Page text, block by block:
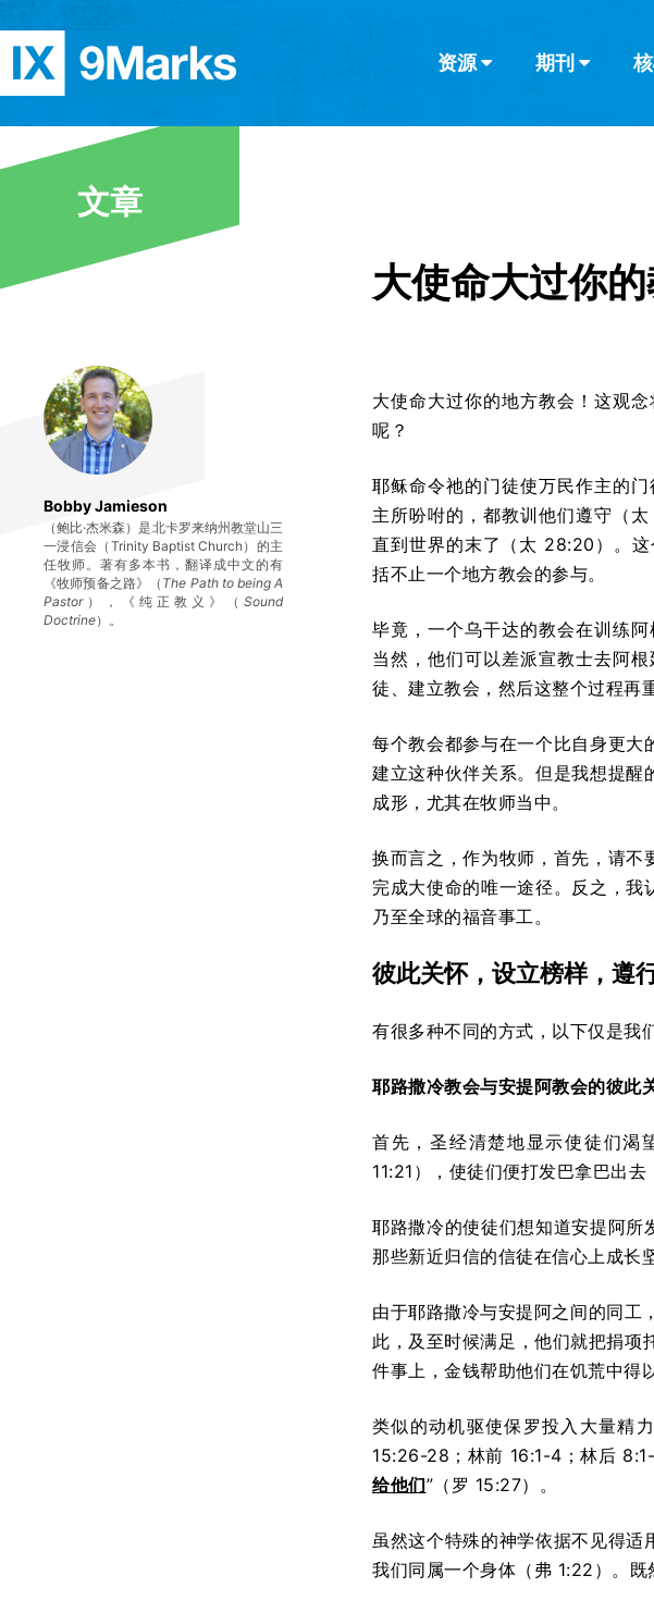
资源 期刊
简体中文
文章
Bobby Jamieson
（鲍比·杰米森）是北卡罗来纳州教堂山三
一浸信会（Trinity Baptist Church）的主
任牧师。著有多本书，翻译成中文的有
《牧师预备之路》（ The Path to being A
Pastor），《纯正教义》（ Sound
Doctrine）。
大使命大过你
大使命大过你的地方教会！这观
呢？
耶稣命令祂的门徒使万民作主的
主所吩咐的，都教训他们遵守（
直到世界的末了（太 28:20）。
括不止一个地方教会的参与。
毕竟，一个乌干达的教会在训练
当然，他们可以差派宣教士去阿
徒、建立教会，然后这整个过程再
每个教会都参与在一个比自身更大
建立这种伙伴关系。但是我想提醒
成形，尤其在牧师当中。
换而言之，作为牧师，首先，请不
完成大使命的唯一途径。反之，
乃至全球的福音事工。
彼此关怀，设立榜样，遵
有很多种不同的方式，以下仅是我
耶路撒冷教会与安提阿教会的彼
首先，圣经清楚地显示使徒们渴
11:21），使徒们便打发巴拿巴出
耶路撒冷的使徒们想知道安提阿所
那些新近归信的信徒在信心上成长
由于耶路撒冷与安提阿之间的同工
此，及至时候满足，他们就把捐
件事上，金钱帮助他们在饥荒中得
类似的动机驱使保罗投入大量精
15:26-28；林前 16:1-4；林后
给他们”（罗 15:27）。
虽然这个特殊的神学依据不见得适
我们同属一个身体（弗 1:22）。